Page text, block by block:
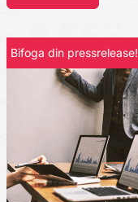
Bifoga din pressrelease!